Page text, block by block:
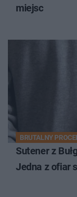
miejsc
BRUTALNY
Sutener z
Jedna z ofiar